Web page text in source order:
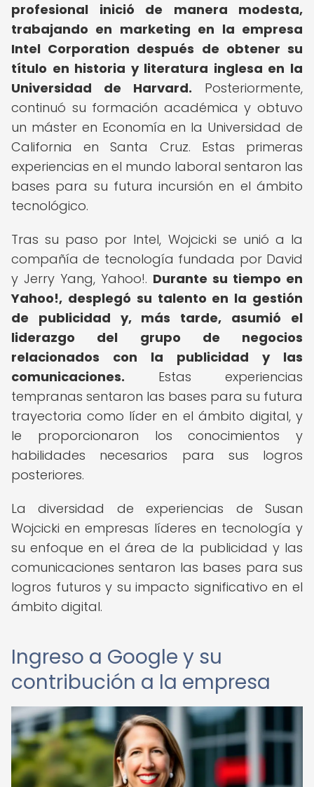
profesional inició de manera modesta,
trabajando en marketing en la empresa
Intel Corporation después de obtener su
título en historia y literatura inglesa en la
Universidad de Harvard. Posteriormente,
continuó su formación académica y obtuvo
un máster en Economía en la Universidad de
California en Santa Cruz. Estas primeras
experiencias en el mundo laboral sentaron las
bases para su futura incursión en el ámbito
tecnológico.
Tras su paso por Intel, Wojcicki se unió a la
compañía de tecnología fundada por David
y Jerry Yang, Yahoo!. Durante su tiempo en
Yahoo!, desplegó su talento en la gestión
de publicidad y, más tarde, asumió el
liderazgo del grupo de negocios
relacionados con la publicidad y las
comunicaciones. Estas experiencias
tempranas sentaron las bases para su futura
trayectoria como líder en el ámbito digital, y
le proporcionaron los conocimientos y
habilidades necesarios para sus logros
posteriores.
La diversidad de experiencias de Susan
Wojcicki en empresas líderes en tecnología y
su enfoque en el área de la publicidad y las
comunicaciones sentaron las bases para sus
logros futuros y su impacto significativo en el
ámbito digital.
Ingreso a Google y su
contribución a la empresa